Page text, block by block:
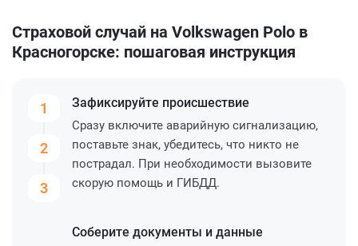
Страховой случай на Volkswagen Polo в
Красногорске: пошаговая инструкция
1
2
3
Зафиксируйте происшествие
Сразу включите аварийную сигнализацию,
поставьте знак, убедитесь, что никто не
пострадал. При необходимости вызовите
скорую помощь и ГИБДД.
Соберите документы и данные